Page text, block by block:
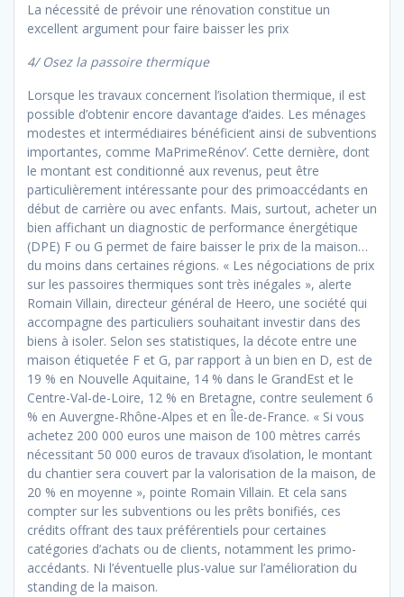
La nécessité de prévoir une rénovation constitue un
excellent argument pour faire baisser les prix
4/ Osez la passoire thermique
Lorsque les travaux concernent l’isolation thermique, il est
possible d’obtenir encore davantage d’aides. Les ménages
modestes et intermédiaires bénéficient ainsi de subventions
importantes, comme MaPrimeRénov’. Cette dernière, dont
le montant est conditionné aux revenus, peut être
particulièrement intéressante pour des primoaccédants en
début de carrière ou avec enfants. Mais, surtout, acheter un
bien affichant un diagnostic de performance énergétique
(DPE) F ou G permet de faire baisser le prix de la maison…
du moins dans certaines régions. « Les négociations de prix
sur les passoires thermiques sont très inégales », alerte
Romain Villain, directeur général de Heero, une société qui
accompagne des particuliers souhaitant investir dans des
biens à isoler. Selon ses statistiques, la décote entre une
maison étiquetée F et G, par rapport à un bien en D, est de
19 % en Nouvelle Aquitaine, 14 % dans le GrandEst et le
Centre-Val-de-Loire, 12 % en Bretagne, contre seulement 6
% en Auvergne-Rhône-Alpes et en Île-de-France. « Si vous
achetez 200 000 euros une maison de 100 mètres carrés
nécessitant 50 000 euros de travaux d’isolation, le montant
du chantier sera couvert par la valorisation de la maison, de
20 % en moyenne », pointe Romain Villain. Et cela sans
compter sur les subventions ou les prêts bonifiés, ces
crédits offrant des taux préférentiels pour certaines
catégories d’achats ou de clients, notamment les primo-
accédants. Ni l’éventuelle plus-value sur l’amélioration du
standing de la maison.